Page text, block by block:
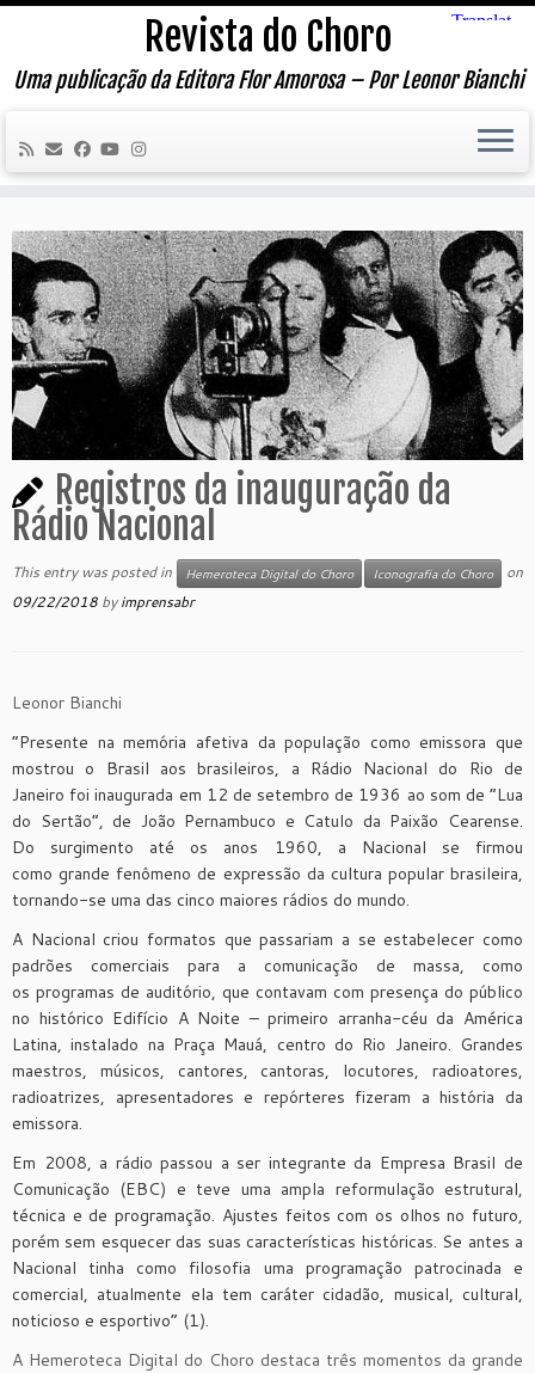
Skip
content
Revista do Choro
Uma publicação da Editora Flor Amorosa – Por Leonor Bianchi
Registros da inauguração da
Rádio Nacional
This entry was posted in Hemeroteca Digital do Choro Iconografia do Choro
on
09/22/2018 byimprensabr
Leonor Bianchi
“Presente na memória afetiva da população como emissora que
mostrou o Brasil aos brasileiros, a Rádio Nacional do Rio de
Janeiro foi inaugurada em 12 de setembro de 1936 ao som de“Lua
do Sertão”, de João Pernambuco e Catulo da Paixão Cearense.
Do surgimento até os anos 1960, a Nacional se firmou
como grande fenômeno de expressão da cultura popular brasileira,
tornando-se uma das cinco maiores rádios do mundo.
A Nacional criou formatos que passariam a se estabelecer como
padrões comerciais para a comunicação de massa, como
os programas de auditório, que contavam com presença do público
no histórico Edifício A Noite – primeiro arranha-céu da América
Latina, instalado na Praça Mauá, centro do Rio Janeiro. Grandes
maestros, músicos, cantores, cantoras, locutores, radioatores,
radioatrizes, apresentadores e repórteres fizeram a história da
emissora.
Em 2008, a rádio passou a ser integrante da Empresa Brasil de
Comunicação (EBC) e teve uma ampla reformulação estrutural,
técnica e de programação. Ajustes feitos com os olhos no futuro,
porém sem esquecer das suas características históricas. Se antes a
Nacional tinha como filosofia uma programação patrocinada e
comercial, atualmente ela tem caráter cidadão, musical, cultural,
noticioso e esportivo” (1).
A Hemeroteca Digital do Choro destaca três momentos da grande